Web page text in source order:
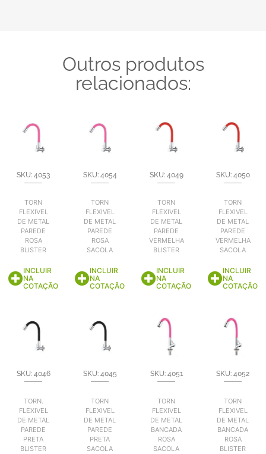
Outros produtos
relacionados:
SKU: 4053
TORN
FLEXIVEL
DE METAL
PAREDE
ROSA
BLISTER
INCLUIR
NA
COTAÇÃO
SKU: 4054
TORN
FLEXIVEL
DE METAL
PAREDE
ROSA
SACOLA
INCLUIR
NA
COTAÇÃO
SKU: 4049
TORN
FLEXIVEL
DE METAL
PAREDE
VERMELHA
BLISTER
INCLUIR
NA
COTAÇÃO
SKU: 4050
TORN
FLEXIVEL
DE METAL
PAREDE
VERMELHA
SACOLA
INCLUIR
NA
COTAÇÃO
SKU: 4046
TORN.
FLEXIVEL
DE METAL
PAREDE
PRETA
BLISTER
SKU: 4045
TORN
FLEXIVEL
DE METAL
PAREDE
PRETA
SACOLA
SKU: 4051
TORN
FLEXIVEL
DE METAL
BANCADA
ROSA
SACOLA
SKU: 4052
TORN
FLEXIVEL
DE METAL
BANCADA
ROSA
BLISTER